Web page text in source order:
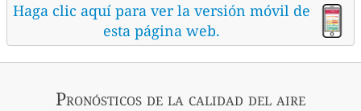
Haga clic aquí para ver la versión móvil de
esta página web.
Pronósticos de la calidad del aire